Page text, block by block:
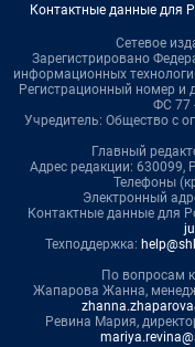
Контактные данные для
Сетевое
Зарегистрировано
информационных
Регистрационный номер и
ФС 77
Учредитель: Общество с
Главный
Адрес редакции: 630099,
Телефоны
Электронный
Контактные данные для
Техподдержка:
По вопросам
Жапарова Жанна,
Ревина Мария,